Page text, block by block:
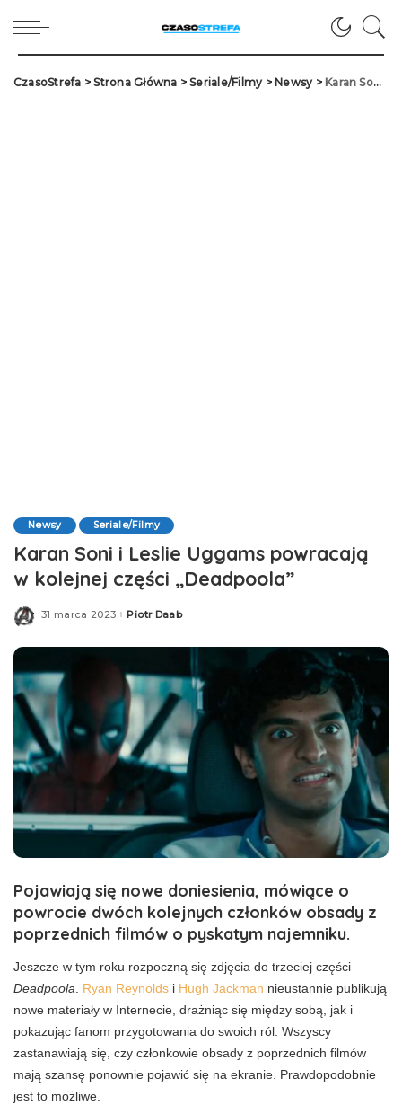
CzasoStrefa >Strona Główna >Seriale/Filmy> Newsy> Karan Soni i Leslie Uggams powracają w kolejnej części „Deadpoola”
Newsy Seriale/Filmy
Karan Soni i Leslie Uggams powracają
w kolejnej części „Deadpoola”
31 marca 2023Posted
Piotr Daab
Pojawiają się nowe doniesienia, mówiące o
powrocie dwóch kolejnych członków obsady z
poprzednich filmów o pyskatym najemniku.
Jeszcze w tym roku rozpoczną się zdjęcia do trzeciej części
Deadpoola
Ryan Reynolds i Hugh Jackman nieustannie publikują
nowe materiały w Internecie, drażniąc się między sobą, jak i
pokazując fanom przygotowania do swoich ról. Wszyscy
zastanawiają się, czy członkowie obsady z poprzednich filmów
mają szansę ponownie pojawić się na ekranie. Prawdopodobnie
jest to możliwe.